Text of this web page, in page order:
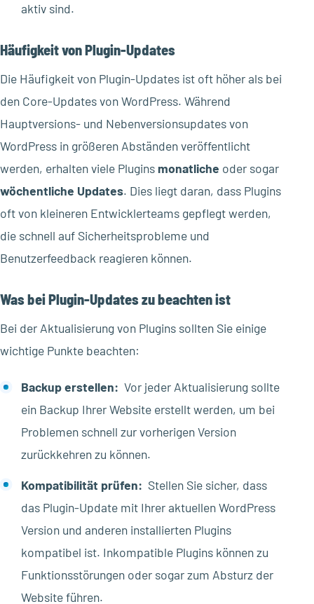
aktiv sind.
Häufigkeit von Plugin-Updates
Die Häufigkeit von Plugin-Updates ist oft höher als bei
den Core-Updates von WordPress. Während
Hauptversions- und Nebenversionsupdates von
WordPress in größeren Abständen veröffentlicht
werden, erhalten viele Plugins monatliche oder sogar
wöchentliche Updates. Dies liegt daran, dass Plugins
oft von kleineren Entwicklerteams gepflegt werden,
die schnell auf Sicherheitsprobleme und
Benutzerfeedback reagieren können.
Was bei Plugin-Updates zu beachten ist
Bei der Aktualisierung von Plugins sollten Sie einige
wichtige Punkte beachten:
Backup erstellen: Vor jeder Aktualisierung sollte
ein Backup Ihrer Website erstellt werden, um bei
Problemen schnell zur vorherigen Version
zurückkehren zu können.
Kompatibilität prüfen: Stellen Sie sicher, dass
das Plugin-Update mit Ihrer aktuellen WordPress
Version und anderen installierten Plugins
kompatibel ist. Inkompatible Plugins können zu
Funktionsstörungen oder sogar zum Absturz der
Website führen.